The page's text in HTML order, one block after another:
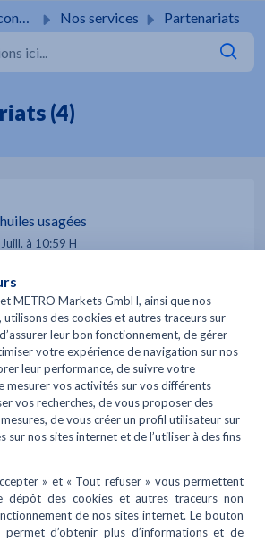
Nos services Partenariats
(4)
usagées
à 10:59 H
Crédit-Bail LOCAM
à 11:15 H
crédit classique SIRCAM
à 11:17 H
propane ou gaz naturel
à 11:23 H